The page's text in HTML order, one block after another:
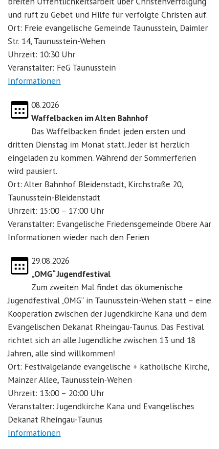
und ruft zu Gebet und Hilfe für verfolgte Christen auf.
Ort: Freie evangelische Gemeinde Taunusstein, Daimler
Str. 14, Taunusstein-Wehen
Uhrzeit: 10:30 Uhr
Veranstalter: FeG Taunusstein
Informationen
08.2026
Waffelbacken im Alten Bahnhof
Das Waffelbacken findet jeden ersten und
dritten Dienstag im Monat statt. Jeder ist herzlich
eingeladen zu kommen. Während der Sommerferien
wird pausiert.
Ort: Alter Bahnhof Bleidenstadt, Kirchstraße 20,
Taunusstein-Bleidenstadt
Uhrzeit: 15:00 – 17:00 Uhr
Veranstalter: Evangelische Friedensgemeinde Obere Aar
Informationen wieder nach den Ferien
29.08.2026
„OMG“ Jugendfestival
Zum zweiten Mal findet das ökumenische
Jugendfestival „OMG“ in Taunusstein-Wehen statt – eine
Kooperation zwischen der Jugendkirche Kana und dem
Evangelischen Dekanat Rheingau-Taunus. Das Festival
richtet sich an alle Jugendliche zwischen 13 und 18
Jahren, alle sind willkommen!
Ort: Festivalgelände evangelische + katholische Kirche,
Mainzer Allee, Taunusstein-Wehen
Uhrzeit: 13:00 – 20:00 Uhr
Veranstalter: Jugendkirche Kana und Evangelisches
Dekanat Rheingau-Taunus
Informationen